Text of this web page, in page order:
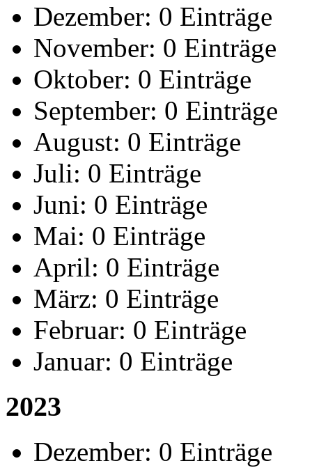
Dezember: 0 Einträge
November: 0 Einträge
Oktober: 0 Einträge
September: 0 Einträge
August: 0 Einträge
Juli: 0 Einträge
Juni: 0 Einträge
Mai: 0 Einträge
April: 0 Einträge
März: 0 Einträge
Februar: 0 Einträge
Januar: 0 Einträge
2023
Dezember: 0 Einträge